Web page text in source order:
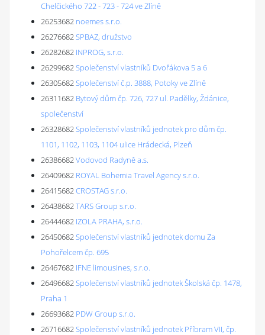
Chelčického 722 - 723 - 724 ve Zlíně
26253682 noemes s.r.o.
26276682SPBAZ, družstvo
26282682 INPROG, s.r.o.
26299682Společenství vlastníků Dvořákova 5 a 6
26305682Společenství č.p. 3888, Potoky ve Zlíně
26311682 Bytový dům čp. 726, 727 ul. Padělky, Ždánice,
společenství
26328682Společenství vlastníků jednotek pro dům čp.
1101, 1102, 1103, 1104 ulice Hrádecká, Plzeň
26386682Vodovod Radyně a.s.
26409682 ROYAL Bohemia Travel Agency s.r.o.
26415682CROSTAG s.r.o.
26438682TARS Group s.r.o.
26444682 IZOLA PRAHA, s.r.o.
26450682Společenství vlastníků jednotek domu Za
Pohořelcem čp. 695
26467682 IFNE limousines, s.r.o.
26496682Společenství vlastníků jednotek Školská čp. 1478,
Praha 1
26693682 PDW Group s.r.o.
26716682Společenství vlastníků jednotek Příbram VII, čp.